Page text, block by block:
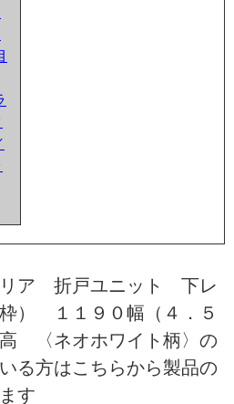
ア 折戸ユニット 下レ
） １１９０幅（４．５
〈ネオホワイト柄〉の
る方はこちらから製品の
す